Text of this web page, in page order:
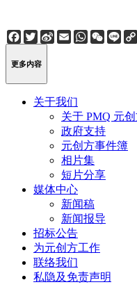
Facebook
Twitter
Sina
Weibo
EmailWhatsApp
WeChat
Line
更多内容
关于我们
关于 PMQ 元
政府支持
元创方事件簿
相片集
短片分享
媒体中心
新闻稿
新闻报导
招标公告
为元创方工作
联络我们
私隐及免责声明